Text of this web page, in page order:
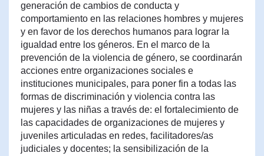
generación de cambios de conducta y
comportamiento en las relaciones hombres y mujeres
y en favor de los derechos humanos para lograr la
igualdad entre los géneros. En el marco de la
prevención de la violencia de género, se coordinarán
acciones entre organizaciones sociales e
instituciones municipales, para poner fin a todas las
formas de discriminación y violencia contra las
mujeres y las niñas a través de: el fortalecimiento de
las capacidades de organizaciones de mujeres y
juveniles articuladas en redes, facilitadores/as
judiciales y docentes; la sensibilización de la